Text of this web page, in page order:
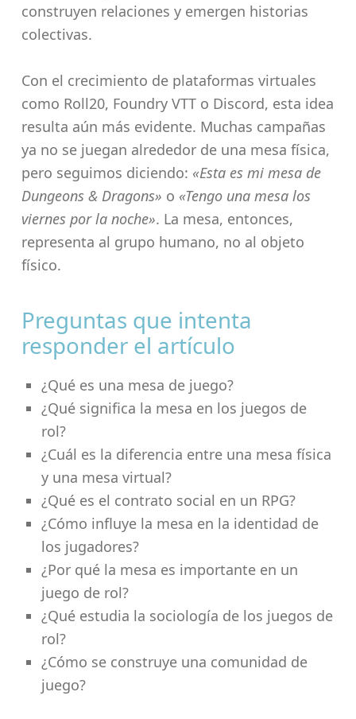
construyen relaciones y emergen historias
colectivas.
Con el crecimiento de plataformas virtuales
como Roll20, Foundry VTT o Discord, esta idea
resulta aún más evidente. Muchas campañas
ya no se juegan alrededor de una mesa física,
pero seguimos diciendo: «Esta es mi mesa de
Dungeons & Dragons» o «Tengo una mesa los
viernes por la noche». La mesa, entonces,
representa al grupo humano, no al objeto
físico.
Preguntas que intenta
responder el artículo
¿Qué es una mesa de juego?
¿Qué significa la mesa en los juegos de
rol?
¿Cuál es la diferencia entre una mesa física
y una mesa virtual?
¿Qué es el contrato social en un RPG?
¿Cómo influye la mesa en la identidad de
los jugadores?
¿Por qué la mesa es importante en un
juego de rol?
¿Qué estudia la sociología de los juegos de
rol?
¿Cómo se construye una comunidad de
juego?